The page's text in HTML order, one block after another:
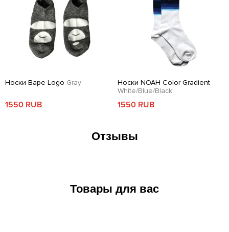
Носки Bape Logo Gray
1550 RUB
Носки NOAH Color Gradient
White/Blue/Black
1550 RUB
Отзывы
Товары для вас